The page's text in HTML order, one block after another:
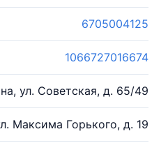
6705004125
1066727016674
ул. Советская, д. 65/49
Максима Горького, д. 19